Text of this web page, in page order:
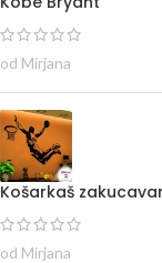
od Mirjana
Košarkaš
od Mirjana